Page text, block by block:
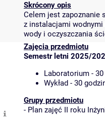
Skrócony opis
Celem jest zapoznanie
z instalacjami wodnymi
wody i oczyszczania
Zajęcia przedmiotu
Semestr letni 2025/
Laboratorium -
Wykład - 30
Grupy przedmiotu
- Plan zajęć II roku